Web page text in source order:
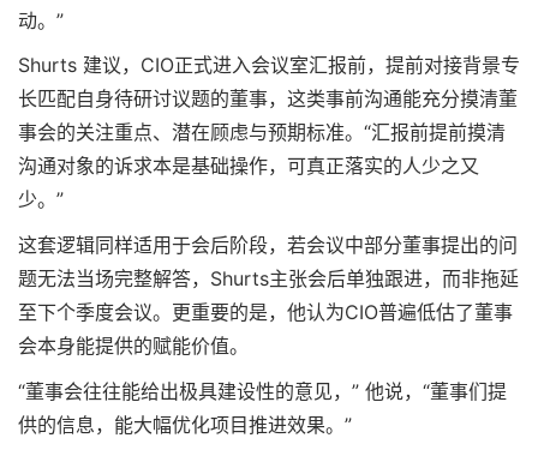
动。”
Shurts 建议，CIO正式进入会议室汇报前，提前对接背景专
长匹配自身待研讨议题的董事，这类事前沟通能充分摸清董
事会的关注重点、潜在顾虑与预期标准。“汇报前提前摸清
沟通对象的诉求本是基础操作，可真正落实的人少之又
少。”
这套逻辑同样适用于会后阶段，若会议中部分董事提出的问
题无法当场完整解答，Shurts主张会后单独跟进，而非拖延
至下个季度会议。更重要的是，他认为CIO普遍低估了董事
会本身能提供的赋能价值。
“董事会往往能给出极具建设性的意见，” 他说，“董事们提
供的信息，能大幅优化项目推进效果。”